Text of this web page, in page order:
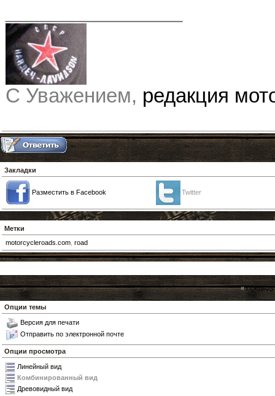
С Уважением, редакция
Закладки
Разместить в Facebook Twitter
Метки
motorcycleroads.com road
«
Опции темы
Версия для печати
Отправить по электронной почте
Опции просмотра
Линейный вид
Комбинированный вид
Древовидный вид